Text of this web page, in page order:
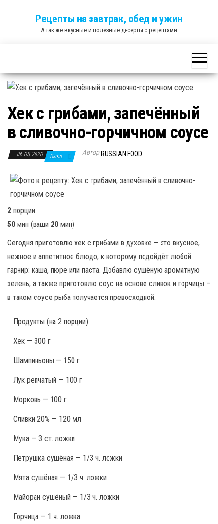
Рецепты на завтрак, обед и ужин
А так же вкусные и полезные десерты с рецептами
Хек с грибами, запечённый
в сливочно-горчичном соусе
06.05.2020 Выкл. Автор RUSSIAN FOOD
2 порции
50 мин (ваши 20 мин)
Сегодня приготовлю хек с грибами в духовке – это вкусное,
нежное и аппетитное блюдо, к которому подойдёт любой
гарнир: каша, пюре или паста. Добавлю сушёную ароматную
зелень, а также приготовлю соус на основе сливок и горчицы –
в таком соусе рыба получается превосходной.
Продукты (на 2 порции)
Хек — 300 г
Шампиньоны — 150 г
Лук репчатый — 100 г
Морковь — 100 г
Сливки 20% — 120 мл
Мука — 3 ст. ложки
Петрушка сушёная — 1/3 ч. ложки
Мята сушёная — 1/3 ч. ложки
Майоран сушёный — 1/3 ч. ложки
Горчица — 1 ч. ложка